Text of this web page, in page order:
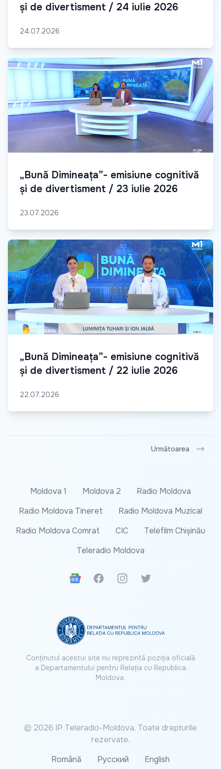
și de divertisment / 24 iulie 2026
24.07.2026
„Bună Dimineața”- emisiune cognitivă
și de divertisment / 23 iulie 2026
23.07.2026
„Bună Dimineața”- emisiune cognitivă
și de divertisment / 22 iulie 2026
22.07.2026
Următoarea
Moldova 1 Moldova 2
Radio Moldova
Radio Moldova Tineret
Radio Moldova Muzical
Radio Moldova Comrat
CIC
Telefilm Chișinău
Teleradio Moldova
Google News
FacebookInstagramTwitter
Conținutul acestui site nu reprezintă poziția oficială
a Departamentului pentru Relația cu Republica
Moldova.
© 2026 IP Teleradio-Moldova. Toate drepturile
rezervate.
Română
Русский English